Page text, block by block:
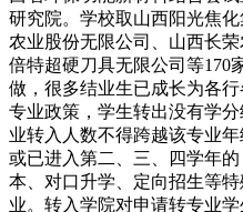
研究院。学校取山西阳光焦
农业股份无限公司、山西长
倍特超硬刀具无限公司等170
做，很多结业生已成长为各
专业政策，学生转出没有学
业转入人数不得跨越该专业
或已进入第二、三、四学年
本、对口升学、定向招生等
业。转入学院对申请转专业